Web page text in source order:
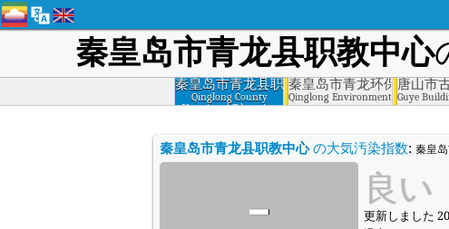
秦皇岛市青龙县职教中心
秦皇岛市青龙县职
教中心
Qinglong County
Vocational Education
秦皇岛市青龙环保局
Qinglong Environmental
唐山市
Guye
秦皇岛市青龙县职教中心の大気汚染指数: 秦皇
- 良い
更新しました